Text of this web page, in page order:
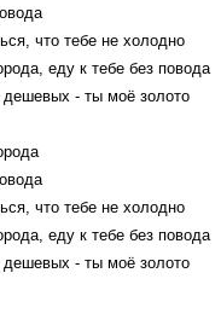
что тебе не холодно
еду к тебе без повода
- ты моё золото
что тебе не холодно
еду к тебе без повода
- ты моё золото